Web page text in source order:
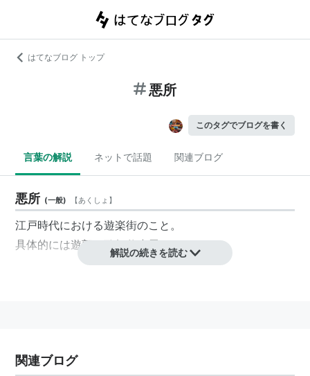
はてなブログ トップ
悪所
このタグでブログを書く
言葉の解説 ネットで話題 関連ブログ
悪所 (一般) 【あくしょ 】
江戸時代における遊楽街のこと。
具体的には遊郭や歌舞伎小屋などをさす。
解説の続きを読む
関連ブログ